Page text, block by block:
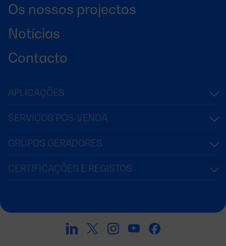
Os nossos projectos
Notícias
Contacto
APLICAÇÕES
SERVIÇOS PÓS-VENDA
GRUPOS GERADORES
CERTIFICAÇÕES E REGISTOS